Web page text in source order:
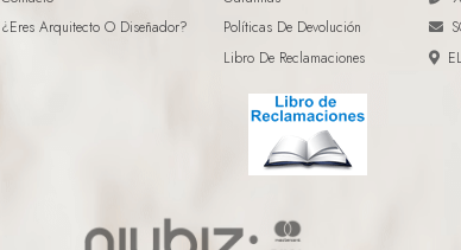
¿eres Arquitecto O Diseñador?
Políticas De Devolución
Libro De Reclamaciones